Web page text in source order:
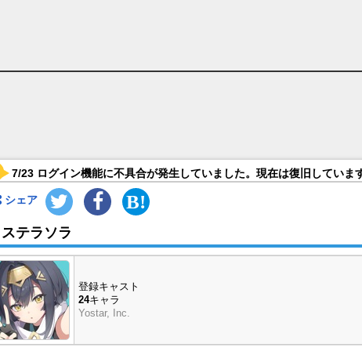
7/23 ログイン機能に不具合が発生していました。現在は復旧していま
シェア
ステラソラ
登録キャスト
24キャラ
Yostar, Inc.